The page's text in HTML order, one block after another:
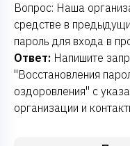
Вопрос: Наша
средстве в
пароль для входа в
Ответ: Напишите
"Восстановления
оздоровления" с
организации и